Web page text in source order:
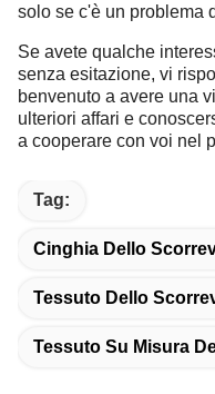
solo se c'è un problema
Se avete qualche
senza esitazione, vi
benvenuto a avere una
ulteriori affari e
a cooperare con voi nel
Tag:
Cinghia Dello
Tessuto Dello
Tessuto Su Misura